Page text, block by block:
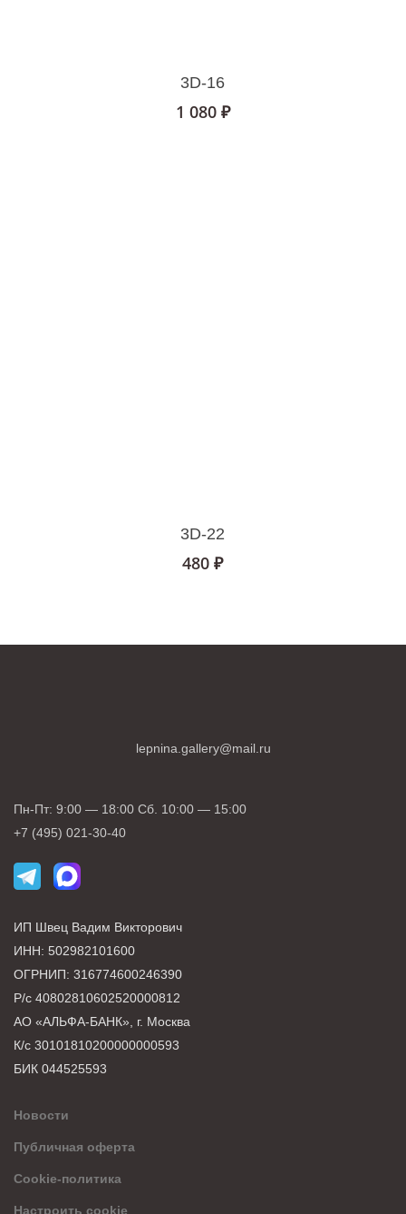
В Корзину
3D-16
1 080 ₽
3D-22
480₽
lepnina.gallery@mail.ru
Пн-Пт: 9:00 — 18:00 Сб. 10:00 — 15:00
+7 (495) 021-30-40
ИП Швец Вадим Викторович
ИНН: 502982101600
ОГРНИП: 316774600246390
Р/с 40802810602520000812
АО «АЛЬФА-БАНК», г. Москва
К/с 30101810200000000593
БИК 044525593
Новости
Публичная оферта
Cookie-политика
Настроить cookie